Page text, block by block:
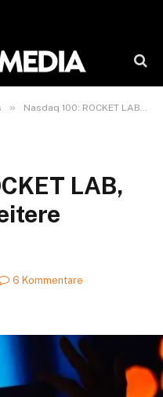
» Nasdaq 100: ROCKET LAB, ASTERA und weitere kommen rein
LAB,
6 Kommentare